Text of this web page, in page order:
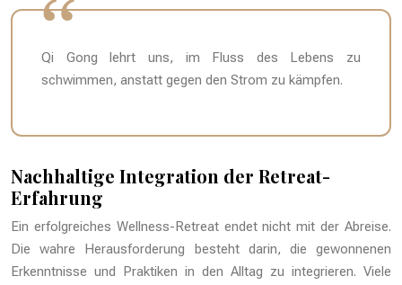
Qi Gong lehrt uns, im Fluss des Lebens zu
schwimmen, anstatt gegen den Strom zu kämpfen.
Nachhaltige Integration der Retreat-
Erfahrung
Ein erfolgreiches Wellness-Retreat endet nicht mit der Abreise.
Die wahre Herausforderung besteht darin, die gewonnenen
Erkenntnisse und Praktiken in den Alltag zu integrieren. Viele